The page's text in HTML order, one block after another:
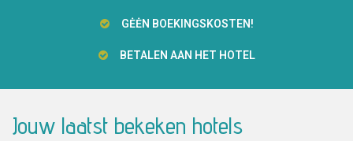
GĖĖN BOEKINGSKOSTEN!
BETALEN AAN HET HOTEL
Jouw laatst bekeken hotels